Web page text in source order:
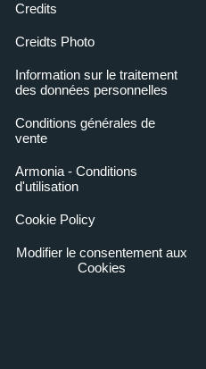
Credits
Creidts Photo
Information sur le traitement
des données personnelles
Conditions générales de
vente
Armonia - Conditions
d'utilisation
Cookie Policy
Modifier le consentement aux
Cookies